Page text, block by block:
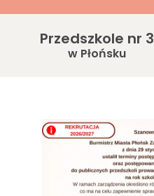
Przedszkole nr 3
w Płońsku